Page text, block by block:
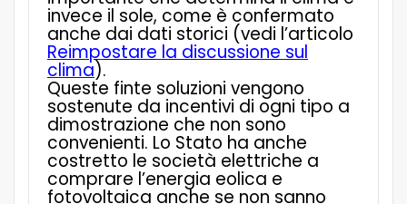
invece il sole, come è confermato
anche dai dati storici (vedi l’articolo
Reimpostare la discussione sul
clima).
Queste finte soluzioni vengono
sostenute da incentivi di ogni tipo a
dimostrazione che non sono
convenienti. Lo Stato ha anche
costretto le società elettriche a
comprare l’energia eolica e
fotovoltaica anche se non sanno